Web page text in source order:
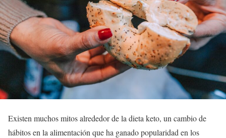
Existen muchos mitos alrededor de la dieta keto, un cambio de
hábitos en la alimentación que ha ganado popularidad en los